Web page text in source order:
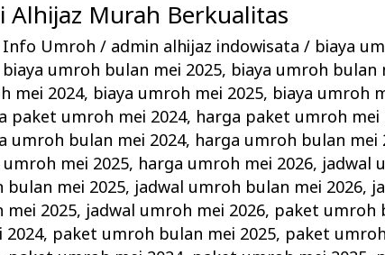
Alhijaz Murah Berkualitas
Info Umroh / admin alhijaz indowisata/ biaya
biaya umroh bulan mei 2025, biaya umroh bulan
mei 2024, biaya umroh mei 2025, biaya umroh
paket umroh mei 2024, harga paket umroh mei
umroh bulan mei 2024, harga umroh bulan mei
mei 2025, harga umroh mei 2026, jadwal
bulan mei 2025, jadwal umroh bulan mei 2026,
mei 2025, jadwal umroh mei 2026, paket umroh
, paket umroh bulan mei 2025, paket